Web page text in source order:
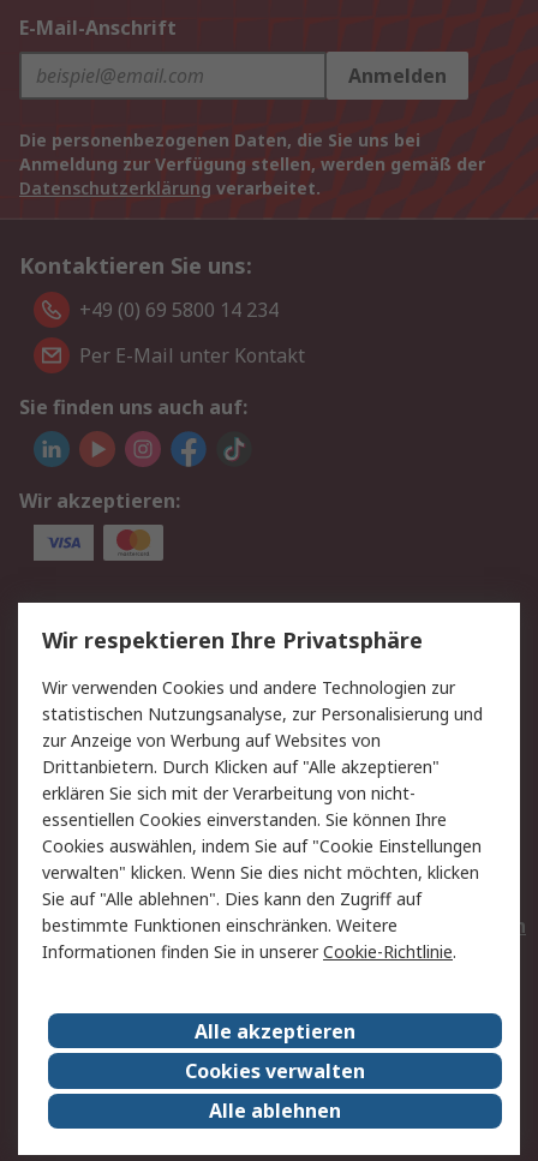
E-Mail-Anschrift
Anmelden
Die personenbezogenen Daten, die Sie uns bei
Anmeldung zur Verfügung stellen, werden gemäß der
Datenschutzerklärung verarbeitet.
Kontaktieren Sie uns:
+49 (0) 69 5800 14 234
Per E-Mail unter Kontakt
Sie finden uns auch auf:
Wir akzeptieren:
Service
Value Added Services
Lieferlösungen
Rücksendungen
Kontakt
Hilfe
Privatkunden
Rechtliches
AGB
Datenschutz
Cookie-Richtlinie
Zahlungsbedingungen
Copyright/Impressum
Entsorgung
Elektrogeräte/Batterien
RS weltweit
Karriere bei RS
Nachhaltigkeit
Qualität/Umwelt/ZertifikatePresse-Center
Event-Center
Wir respektieren Ihre Privatsphäre
Wir verwenden Cookies und andere Technologien zur
statistischen Nutzungsanalyse, zur Personalisierung und
zur Anzeige von Werbung auf Websites von
Drittanbietern. Durch Klicken auf "Alle akzeptieren"
erklären Sie sich mit der Verarbeitung von nicht-
essentiellen Cookies einverstanden. Sie können Ihre
Cookies auswählen, indem Sie auf "Cookie Einstellungen
verwalten" klicken. Wenn Sie dies nicht möchten, klicken
Sie auf "Alle ablehnen". Dies kann den Zugriff auf
bestimmte Funktionen einschränken. Weitere
Informationen finden Sie in unsererCookie-Richtlinie.
Alle akzeptieren
Cookies verwalten
Alle ablehnen